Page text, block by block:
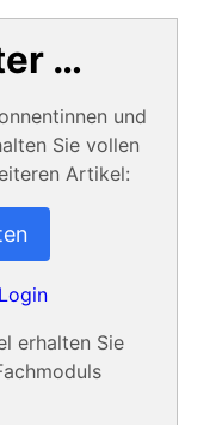
…
und
Sie vollen
Artikel:
Login
erhalten Sie